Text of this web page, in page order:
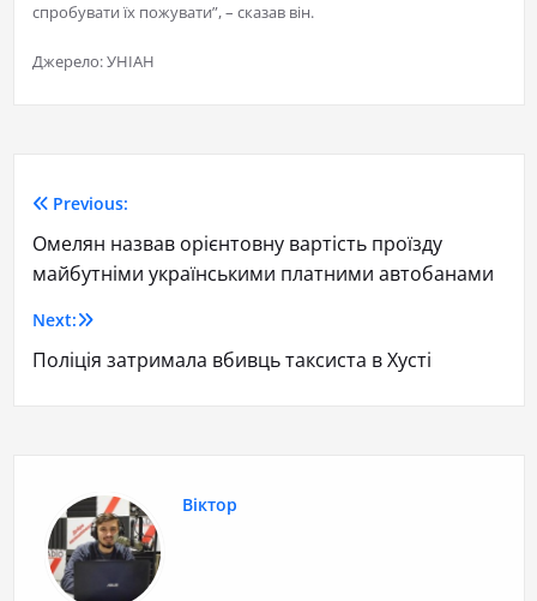
спробувати їх пожувати”, – сказав він.
Джерело: УНІАН
Previous:
Омелян назвав орієнтовну вартість проїзду
майбутніми українськими платними автобанами
Next:
Поліція затримала вбивць таксиста в Хусті
Віктор